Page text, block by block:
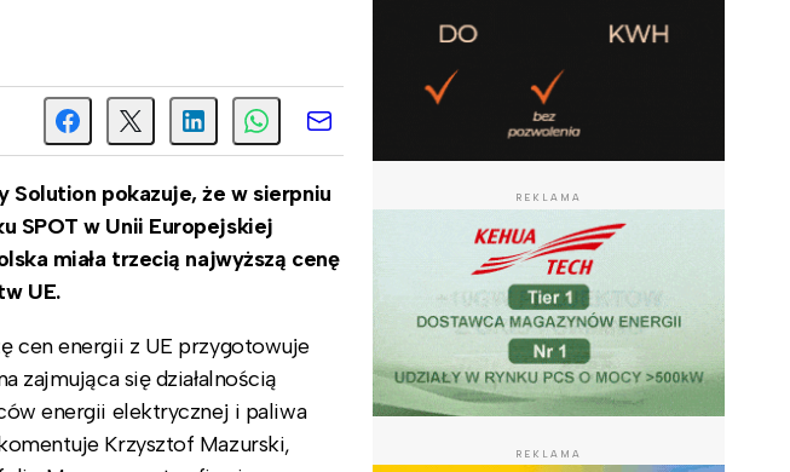
Solution pokazuje, że w sierpniu
SPOT w Unii Europejskiej
miała trzecią najwyższą cenę
UE.
cen energii z UE przygotowuje
zajmująca się działalnością
energii elektrycznej i paliwa
Krzysztof Mazurski,
REKLAMA
REKLAMA